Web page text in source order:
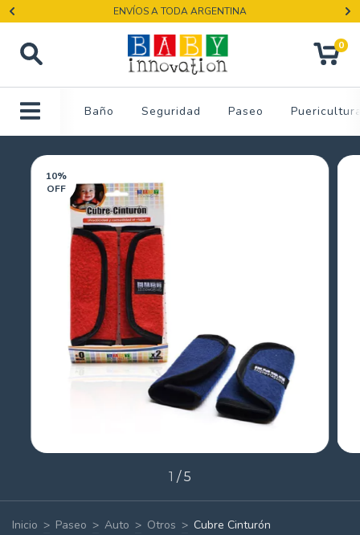
ENVÍOS A TODA ARGENTINA
0
Baño Seguridad Paseo
10%
OFF
1 / 5
Inicio > Paseo > Auto > Otros > Cubre Cinturón